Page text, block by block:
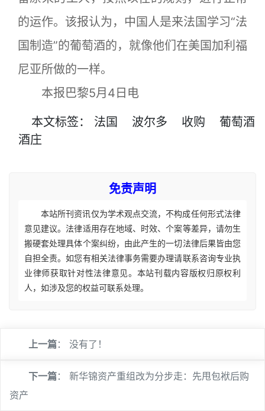
的运作。该报认为，中国人是来法国学习“法
国制造”的葡萄酒的，就像他们在美国加利福
尼亚所做的一样。
本报巴黎5月4日电
本文标签： 法国 波尔多 收购
葡萄酒
酒庄
免责声明
本站所刊资讯仅为学术观点交流，不构成任何形式法律
意见建议。法律适用存在地域、时效、个案等差异，请勿生
搬硬套处理具体个案纠纷，由此产生的一切法律后果皆由您
自担全责。如您有相关法律事务需要办理请联系咨询专业执
业律师获取针对性法律意见。本站刊载内容版权归原权利
人，如涉及您的权益可联系处理。
上一篇： 没有了！
下一篇： 新华锦资产重组改为分步走：先甩包袱后购
资产